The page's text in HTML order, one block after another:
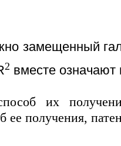
замещенный
2 вместе